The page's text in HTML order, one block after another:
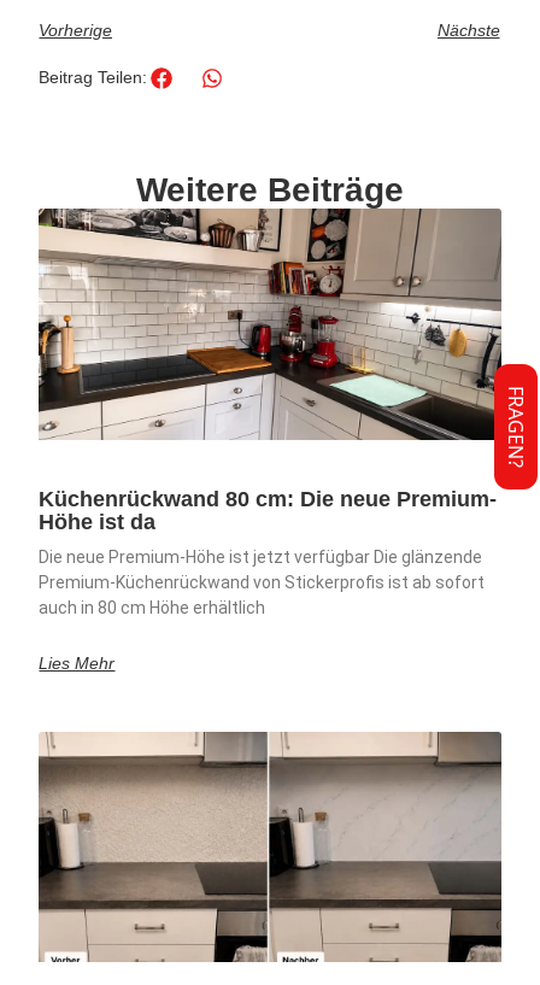
Vorherige Nächste
Beitrag Teilen:
Weitere Beiträge
Küchenrückwand 80 cm: Die neue Premium-
Höhe ist da
Die neue Premium-Höhe ist jetzt verfügbar Die glänzende
Premium-Küchenrückwand von Stickerprofis ist ab sofort
auch in 80 cm Höhe erhältlich
Lies Mehr
FRAGEN?